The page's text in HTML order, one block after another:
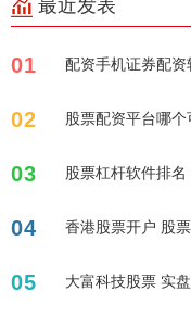
最近发表
01 配资手机证券配
02 股票配资平台哪
03 股票杠杆软件排
04 香港股票开户 股
05 大富科技股票 实